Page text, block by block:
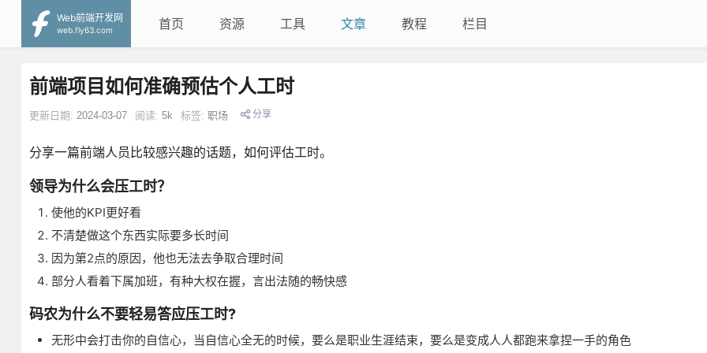
Web前端开发网
web.fly63.com
首页 资源 工具 文章 教程 栏目
前端项目如何准确预估个人工时
更新日期: 2024-03-07 阅读: 5k 标签: 职场 分享
分享一篇前端人员比较感兴趣的话题，如何评估工时。
领导为什么会压工时？
使他的KPI更好看
不清楚做这个东西实际要多长时间
因为第2点的原因，他也无法去争取合理时间
部分人看着下属加班，有种大权在握，言出法随的畅快感
码农为什么不要轻易答应压工时?
无形中会打击你的自信心，当自信心全无的时候，要么是职业生涯结束，要么是变成人人都跑来拿捏一手的角色